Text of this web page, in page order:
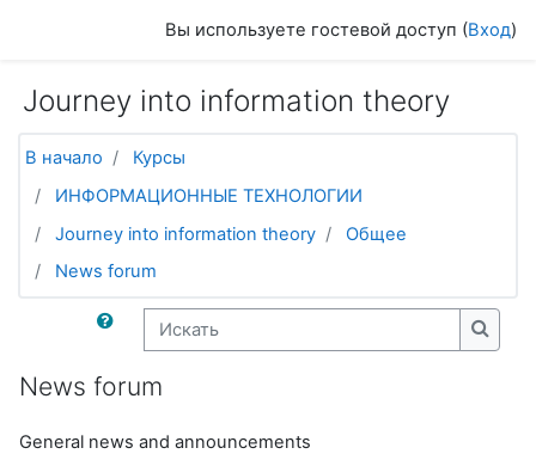
Вы используете гостевой доступ (Вход)
Journey into information theory
В начало
Курсы
ИНФОРМАЦИОННЫЕ ТЕХНОЛОГИИ
Journey into information theory
Общее
News forum
Искать
News forum
General news and announcements